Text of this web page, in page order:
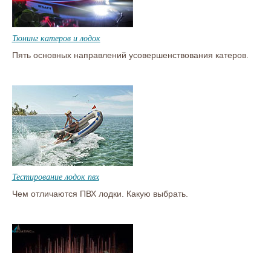
Тюнинг катеров и лодок
Пять основных направлений усовершенствования катеров.
Тестирование лодок пвх
Чем отличаются ПВХ лодки. Какую выбрать.